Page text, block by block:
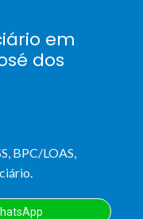
em
dos
BPC/LOAS,